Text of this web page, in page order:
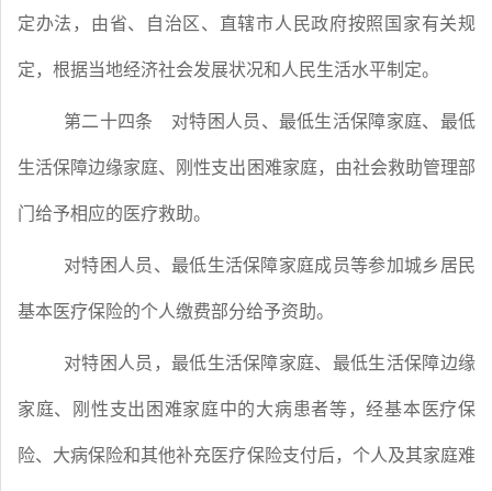
定办法，由省、自治区、直辖市人民政府按照国家有关规
定，根据当地经济社会发展状况和人民生活水平制定。
第二十四条 对特困人员、最低生活保障家庭、最低
生活保障边缘家庭、刚性支出困难家庭，由社会救助管理部
门给予相应的医疗救助。
对特困人员、最低生活保障家庭成员等参加城乡居民
基本医疗保险的个人缴费部分给予资助。
对特困人员，最低生活保障家庭、最低生活保障边缘
家庭、刚性支出困难家庭中的大病患者等，经基本医疗保
险、大病保险和其他补充医疗保险支付后，个人及其家庭难